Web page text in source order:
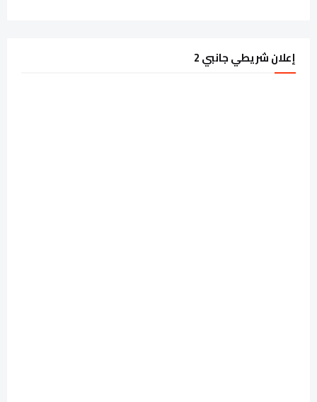
إعلان شريطي جانبي 2